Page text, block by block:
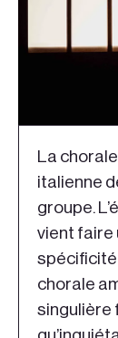
La
italienne
groupe.
vient faire
spécificité
chorale
singulière